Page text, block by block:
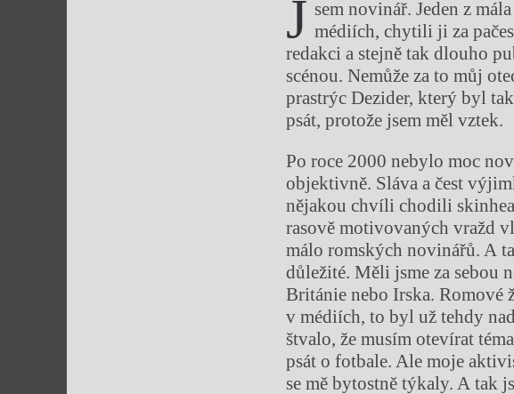
J sem novinář. Jeden z
médiích, chytili ji za
redakci a stejně tak dlouho
scénou. Nemůže za to můj
prastrýc Dezider, který byl
psát, protože jsem měl vztek.
Po roce 2000 nebylo moc
objektivně. Sláva a čest
nějakou chvíli chodili
rasově motivovaných vražd
málo romských novinářů. A
důležité. Měli jsme za sebou
Británie nebo Irska. Romové
v médiích, to byl už tehdy
štvalo, že musím otevírat
psát o fotbale. Ale moje
se mě bytostně týkaly. A tak